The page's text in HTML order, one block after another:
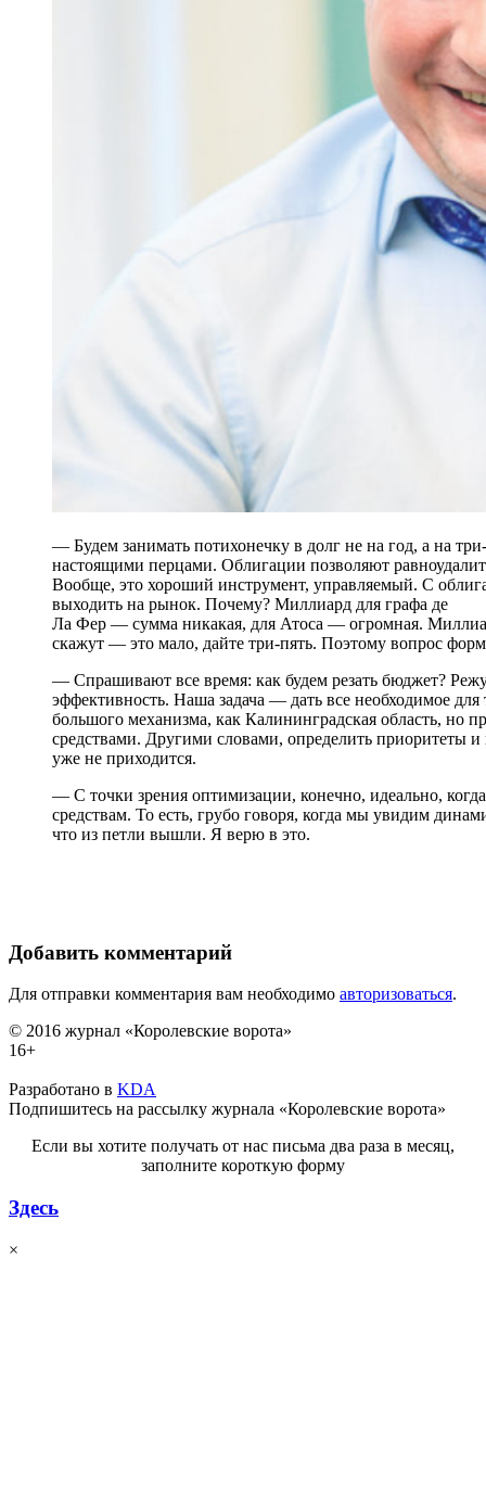
— Будем занимать потихонечку в долг не на год, а на
настоящими перцами. Облигации позволяют
Вообще, это хороший инструмент, управляемый. С
выходить на рынок. Почему? Миллиард для графа де
Ла Фер — сумма никакая, для Атоса — огромная.
скажут — это мало, дайте три-пять. Поэтому вопрос
— Спрашивают все время: как будем резать бюджет?
эффективность. Наша задача — дать все необходимое для
большого механизма, как Калининградская область, но
средствами. Другими словами, определить приоритеты
уже не приходится.
— С точки зрения оптимизации, конечно, идеально,
средствам. То есть, грубо говоря, когда мы увидим
что из петли вышли. Я верю в это.
Добавить комментарий
Для отправки комментария вам необходимо авторизоваться.
© 2016 журнал «Королевские ворота»
16+
Разработано в KDA
Подпишитесь на рассылку журнала «Королевские ворота»
Если вы хотите получать от нас письма два раза в месяц,
заполните короткую форму
Здесь
×